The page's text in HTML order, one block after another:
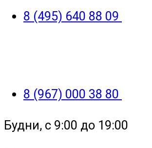
8 (495) 640 88 09
8 (967) 000 38 80
Будни, с 9:00 до 19:00